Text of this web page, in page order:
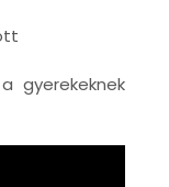
gyerekeknek